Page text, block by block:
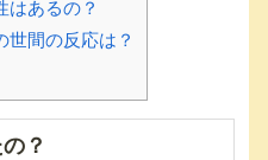
はあるの？
世間の反応は？
？